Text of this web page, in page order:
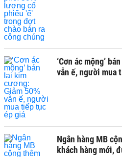
‘Cơn ác mộng’
vẫn ế, người mua
Ngân hàng MB
khách hàng mới,